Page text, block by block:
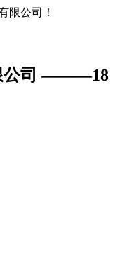
限公司！
司 ———18